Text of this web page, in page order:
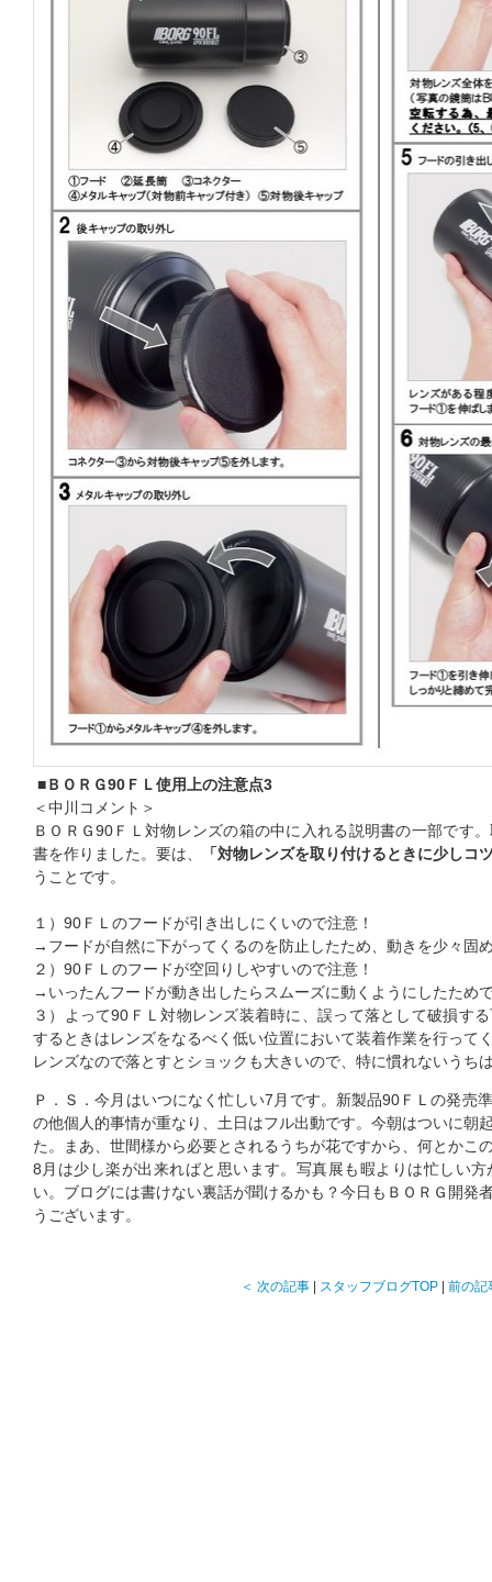
■ＢＯＲＧ90ＦＬ使用上の注意点3
＜中川コメント＞
ＢＯＲＧ90ＦＬ対物レンズの箱の中に入れる説明書の一部です
書を作りました。要は、
「対物レンズを取り付けるときに少しコ
うことです。
１）90ＦＬのフードが引き出しにくいので注意！
→フードが自然に下がってくるのを防止したため、動きを少々固
２）90ＦＬのフードが空回りしやすいので注意！
→いったんフードが動き出したらスムーズに動くようにしたため
３）よって90ＦＬ対物レンズ装着時に、誤って落として破損す
するときはレンズをなるべく低い位置において装着作業を行って
レンズなので落とすとショックも大きいので、特に慣れないうち
Ｐ．Ｓ．今月はいつになく忙しい7月です。新製品90ＦＬの発売
の他個人的事情が重なり、土日はフル出動です。今朝はついに朝
た。まあ、世間様から必要とされるうちが花ですから、何とかこ
8月は少し楽が出来ればと思います。写真展も暇よりは忙しい
い。ブログには書けない裏話が聞けるかも？今日もＢＯＲＧ開発
うございます。
＜ 次の記事 スタッフブログTOP 前の記